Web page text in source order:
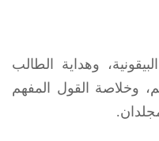
وهداية الطالب
وخلاصة القول المفهم